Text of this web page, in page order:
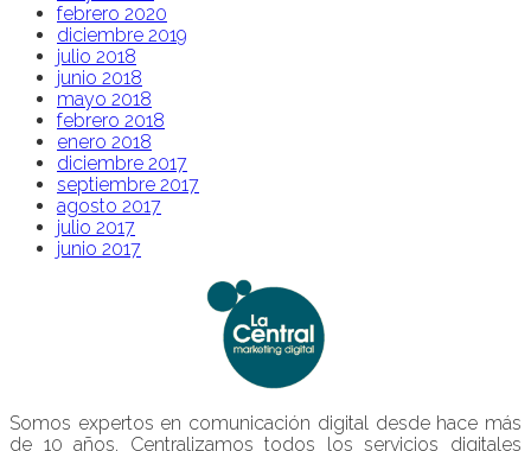
febrero 2020
diciembre 2019
julio 2018
junio 2018
mayo 2018
febrero 2018
enero 2018
diciembre 2017
septiembre 2017
agosto 2017
julio 2017
junio 2017
Somos expertos en comunicación digital desde hace más
de 10 años. Centralizamos todos los servicios digitales